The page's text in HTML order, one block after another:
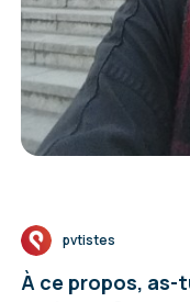
pvtistes
À ce propos,